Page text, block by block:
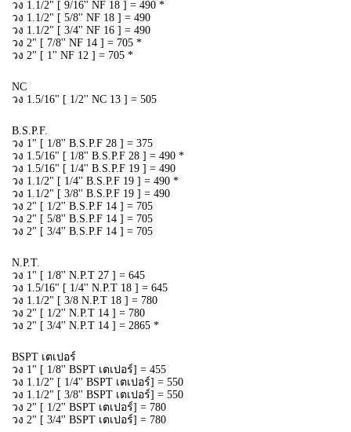
วง 1.1/2" [ 9/16'' NF 18 ] = 490 *
วง 1.1/2" [ 5/8'' NF 18 ] = 490
วง 1.1/2" [ 3/4'' NF 16 ] = 490
วง 2" [ 7/8'' NF 14 ] = 705 *
วง 2" [ 1'' NF 12 ] = 705 *
NC
วง 1.5/16" [ 1/2'' NC 13 ] = 505
B.S.P.F.
วง 1" [ 1/8'' B.S.P.F 28 ] = 375
วง 1.5/16" [ 1/8'' B.S.P.F 28 ] = 490 *
วง 1.5/16" [ 1/4'' B.S.P.F 19 ] = 490
วง 1.1/2" [ 1/4'' B.S.P.F 19 ] = 490 *
วง 1.1/2" [ 3/8'' B.S.P.F 19 ] = 490
วง 2" [ 1/2'' B.S.P.F 14 ] = 705
วง 2" [ 5/8'' B.S.P.F 14 ] = 705
วง 2" [ 3/4'' B.S.P.F 14 ] = 705
N.P.T.
วง 1" [ 1/8'' N.P.T 27 ] = 645
วง 1.5/16" [ 1/4'' N.P.T 18 ] = 645
วง 1.1/2" [ 3/8 N.P.T 18 ] = 780
วง 2" [ 1/2'' N.P.T 14 ] = 780
วง 2" [ 3/4'' N.P.T 14 ] = 2865 *
BSPT เตเปอร์
วง 1" [ 1/8'' BSPT เตเปอร์] = 455
วง 1.1/2" [ 1/4'' BSPT เตเปอร์] = 550
วง 1.1/2" [ 3/8'' BSPT เตเปอร์] = 550
วง 2" [ 1/2'' BSPT เตเปอร์] = 780
วง 2" [ 3/4'' BSPT เตเปอร์] = 780